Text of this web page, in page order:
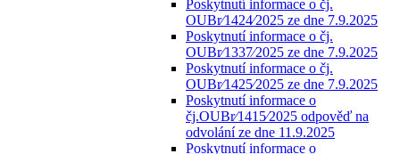
Poskytnutí informace o čj.
OUBr⁄1424⁄2025 ze dne 7.9.2025
Poskytnutí informace o čj.
OUBr⁄1337⁄2025 ze dne 7.9.2025
Poskytnutí informace o čj.
OUBr⁄1425⁄2025 ze dne 7.9.2025
Poskytnutí informace o
čj.OUBr⁄1415⁄2025 odpověď na
odvolání ze dne 11.9.2025
Poskytnutí informace o